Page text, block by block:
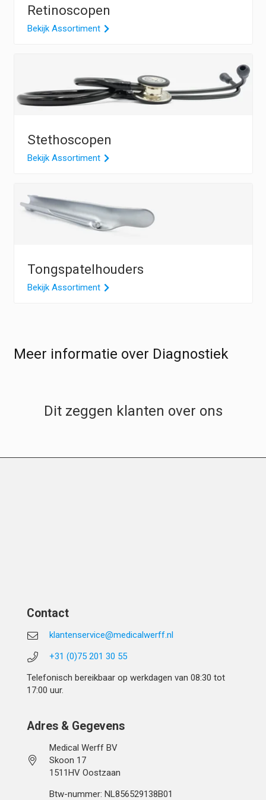
Retinoscopen
Bekijk Assortiment
Stethoscopen
Bekijk Assortiment
Tongspatelhouders
Bekijk Assortiment
Meer informatie over Diagnostiek
Dit zeggen klanten over ons
Contact
klantenservice@medicalwerff.nl
+31 (0)75 201 30 55
Telefonisch bereikbaar op werkdagen van 08:30 tot
17:00 uur.
Adres & Gegevens
Medical Werff BV
Skoon 17
1511HV Oostzaan
Btw-nummer: NL856529138B01